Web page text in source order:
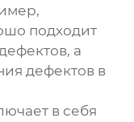
подходит
а
дефектов в
в себя